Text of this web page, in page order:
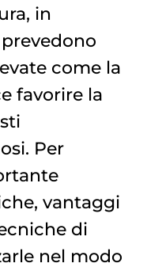
in
come la
favorire la
Per
vantaggi
di
nel modo